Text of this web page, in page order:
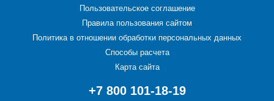
Пользовательское соглашение
Правила пользования сайтом
Политика в отношении обработки персональных данных
Способы расчета
Карта сайта
+7 800 101-18-19